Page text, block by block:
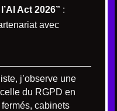
Act 2026” :
avec
j’observe une
du RGPD en
cabinets